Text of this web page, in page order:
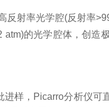
射率光学腔(反射率
的光学腔体，创
，Picarro分析仪可